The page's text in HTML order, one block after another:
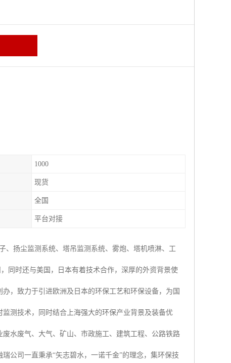
1000
现货
全国
平台对接
、扬尘监测系统、塔吊监测系统、雾炮、塔机喷淋、工
同时还与美国，日本有着技术合作，深厚的外资背景使
，致力于引进欧洲及日本的环保工艺和环保设备，为国
测技术，同时结合上海强大的环保产业背景及装备优
水废气、大气、矿山、市政施工、建筑工程、公路铁路
公司一直秉承“矢志碧水，一诺千金”的理念，集环保技